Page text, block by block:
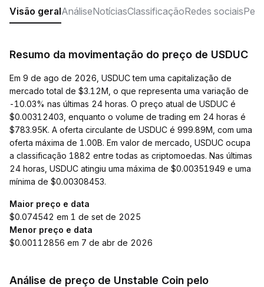
Visão geralAnáliseNotíciasClassificaçãoRedes sociais
Resumo da movimentação do preço de USDUC
Em 9 de ago de 2026, USDUC tem uma capitalização de
mercado total de $3.12M, o que representa uma variação de
-10.03% nas últimas 24 horas. O preço atual de USDUC é
$0.00312403, enquanto o volume de trading em 24 horas é
$783.95K. A oferta circulante de USDUC é 999.89M, com uma
oferta máxima de 1.00B. Em valor de mercado, USDUC ocupa
a classificação 1882 entre todas as criptomoedas. Nas últimas
24 horas, USDUC atingiu uma máxima de $0.00351949 e uma
mínima de $0.00308453.
Maior preço e data
$0.074542 em 1 de set de 2025
Menor preço e data
$0.00112856 em 7 de abr de 2026
Análise de preço de Unstable Coin pelo